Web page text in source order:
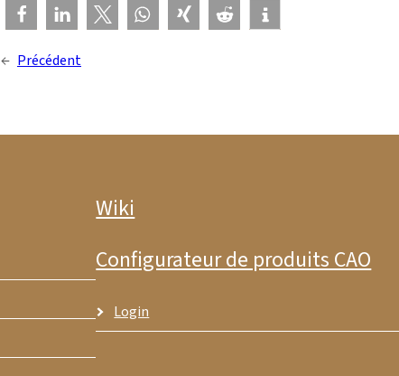
← Précédent
Wiki
Configurateur de produits CAO
Login